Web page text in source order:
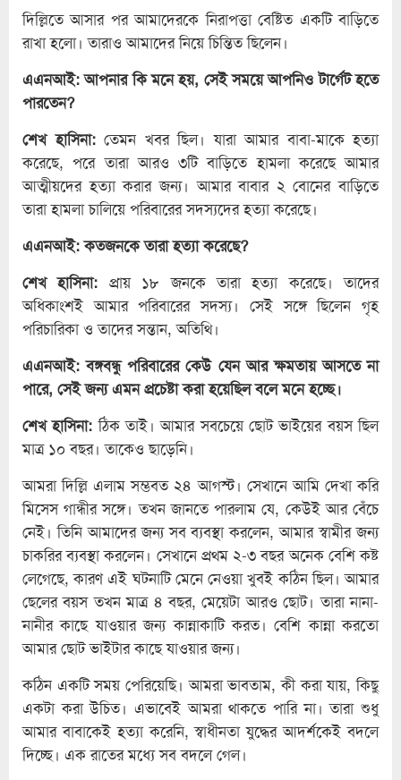
দিল্লিতে আসার পর আমাদেরকে নিরাপত্তা বেষ্টিত একটি বাড়িতে
রাখা হলো। তারাও আমাদের নিয়ে চিন্তিত ছিলেন।
এএনআই: আপনার কি মনে হয়, সেই সময়ে আপনিও টার্গেট হতে
পারতেন?
শেখ হাসিনা: তেমন খবর ছিল। যারা আমার বাবা-মাকে হত্যা
করেছে, পরে তারা আরও ৩টি বাড়িতে হামলা করেছে আমার
আত্মীয়দের হত্যা করার জন্য। আমার বাবার ২ বোনের বাড়িতে
তারা হামলা চালিয়ে পরিবারের সদস্যদের হত্যা করেছে।
এএনআই: কতজনকে তারা হত্যা করেছে?
শেখ হাসিনা: প্রায় ১৮ জনকে তারা হত্যা করেছে। তাদের
অধিকাংশই আমার পরিবারের সদস্য। সেই সঙ্গে ছিলেন গৃহ
পরিচারিকা ও তাদের সন্তান, অতিথি।
এএনআই: বঙ্গবন্ধু পরিবারের কেউ যেন আর ক্ষমতায় আসতে না
পারে, সেই জন্য এমন প্রচেষ্টা করা হয়েছিল বলে মনে হচ্ছে।
শেখ হাসিনা: ঠিক তাই। আমার সবচেয়ে ছোট ভাইয়ের বয়স ছিল
মাত্র ১০ বছর। তাকেও ছাড়েনি।
আমরা দিল্লি এলাম সম্ভবত ২৪ আগস্ট। সেখানে আমি দেখা করি
মিসেস গান্ধীর সঙ্গে। তখন জানতে পারলাম যে, কেউই আর বেঁচে
নেই। তিনি আমাদের জন্য সব ব্যবস্থা করলেন, আমার স্বামীর জন্য
চাকরির ব্যবস্থা করলেন। সেখানে প্রথম ২-৩ বছর অনেক বেশি কষ্ট
লেগেছে, কারণ এই ঘটনাটি মেনে নেওয়া খুবই কঠিন ছিল। আমার
ছেলের বয়স তখন মাত্র ৪ বছর, মেয়েটা আরও ছোট। তারা নানা-
নানীর কাছে যাওয়ার জন্য কান্নাকাটি করত। বেশি কান্না করতো
আমার ছোট ভাইটার কাছে যাওয়ার জন্য।
কঠিন একটি সময় পেরিয়েছি। আমরা ভাবতাম, কী করা যায়, কিছু
একটা করা উচিত। এভাবেই আমরা থাকতে পারি না। তারা শুধু
আমার বাবাকেই হত্যা করেনি, স্বাধীনতা যুদ্ধের আদর্শকেই বদলে
দিচ্ছে। এক রাতের মধ্যে সব বদলে গেল।